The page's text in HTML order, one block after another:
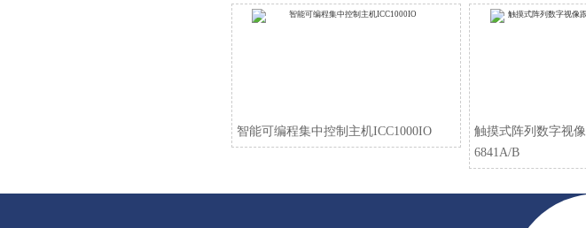
智能可编程集中控制主机ICC1000IO
触摸式阵列数字视
6841A/B